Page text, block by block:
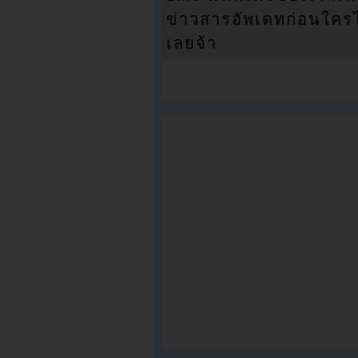
ข่าวสารอัพเดทก่อนใคร
เลยจ้า